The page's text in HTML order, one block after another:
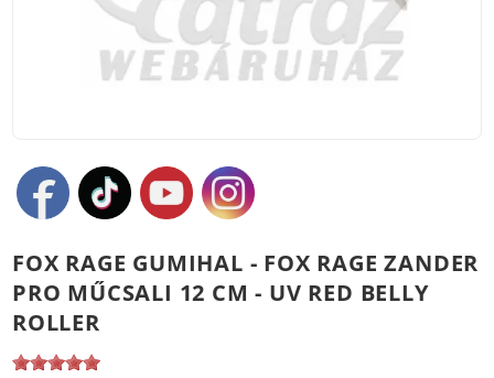
FOX RAGE GUMIHAL - FOX RAGE ZANDER
PRO MŰCSALI 12 CM - UV RED BELLY
ROLLER